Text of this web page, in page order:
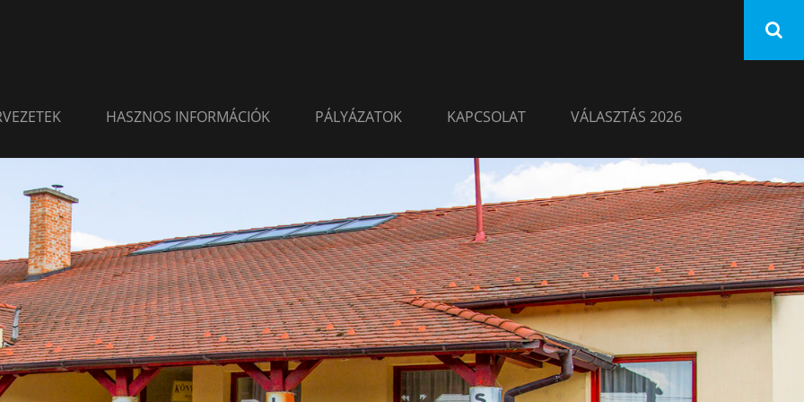
HASZNOS INFORMÁCIÓK PÁLYÁZATOK KAPCSOLAT VÁLASZTÁS 2026